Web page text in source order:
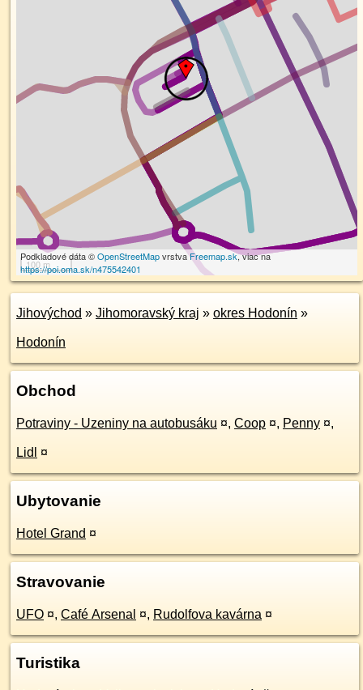
100 m
Podkladové dáta ©OpenStreetMapvrstvaFreemap.sk, viac na
https://poi.oma.sk/n475542401
Jihovýchod » Jihomoravský kraj » okres Hodonín »
Hodonín
Obchod
Potraviny - Uzeniny na autobusáku ¤, Coop ¤, Penny ¤,
Lidl ¤
Ubytovanie
Hotel Grand ¤
Stravovanie
UFO ¤, Café Arsenal ¤, Rudolfova kavárna ¤
Turistika